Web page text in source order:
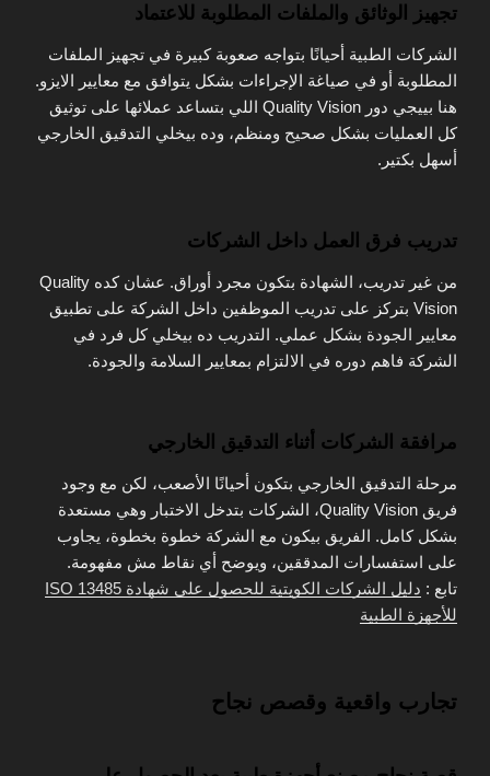
تجهيز الوثائق والملفات المطلوبة للاعتماد
الشركات الطبية أحيانًا بتواجه صعوبة كبيرة في تجهيز الملفات
المطلوبة أو في صياغة الإجراءات بشكل يتوافق مع معايير الايزو.
هنا بييجي دور Quality Vision اللي بتساعد عملائها على توثيق
كل العمليات بشكل صحيح ومنظم، وده بيخلي التدقيق الخارجي
أسهل بكتير.
تدريب فرق العمل داخل الشركات
من غير تدريب، الشهادة بتكون مجرد أوراق. عشان كده Quality
Vision بتركز على تدريب الموظفين داخل الشركة على تطبيق
معايير الجودة بشكل عملي. التدريب ده بيخلي كل فرد في
الشركة فاهم دوره في الالتزام بمعايير السلامة والجودة.
مرافقة الشركات أثناء التدقيق الخارجي
مرحلة التدقيق الخارجي بتكون أحيانًا الأصعب، لكن مع وجود
فريق Quality Vision، الشركات بتدخل الاختبار وهي مستعدة
بشكل كامل. الفريق بيكون مع الشركة خطوة بخطوة، يجاوب
على استفسارات المدققين، ويوضح أي نقاط مش مفهومة.
تابع :
دليل الشركات الكويتية للحصول على شهادة ISO 13485
للأجهزة الطبية
تجارب واقعية وقصص نجاح